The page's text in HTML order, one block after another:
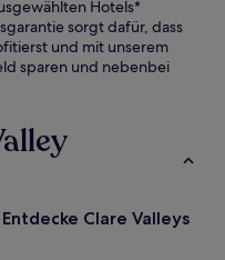
Hotels*
sorgt dafür, dass
und mit unserem
sparen und nebenbei
Clare Valleys